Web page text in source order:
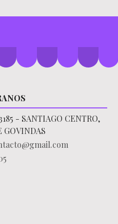
- SANTIAGO CENTRO,
GOVINDAS